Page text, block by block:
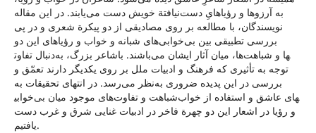
به آرزوها و رؤیاهایِ دست‌نیافتة خویش دست می‌یابند. در این مقاله
نویسندگان، با مطالعه بر روی مصادیقی از دو پیکرة شعری و در پی
بررسی تطبیقی بین بی‌خوابی‌های شبانه و خواب و رؤیاهای این دو
شاعر بزرگ، به‌دنبال تفاوت‎ها و شباهت‌ها، میان آثار ایشان می‌باشند. با
توجه به تأثیری که فرهنگ و ادبیات ملل بر روی یکدیگر دارند تعمّق و
بررسی در این پدیده ضروری به‌نظر می‌رسد. در انتهای تحقیقات به
شباهت و تفاوت‌های موجود میان بی‌خوابی‎های عاشق و استفاده از خواب
و رؤیا در اشعار این دو چهرة فاخر در ادبیات غنایی شرق و غرب دست
یافتیم.